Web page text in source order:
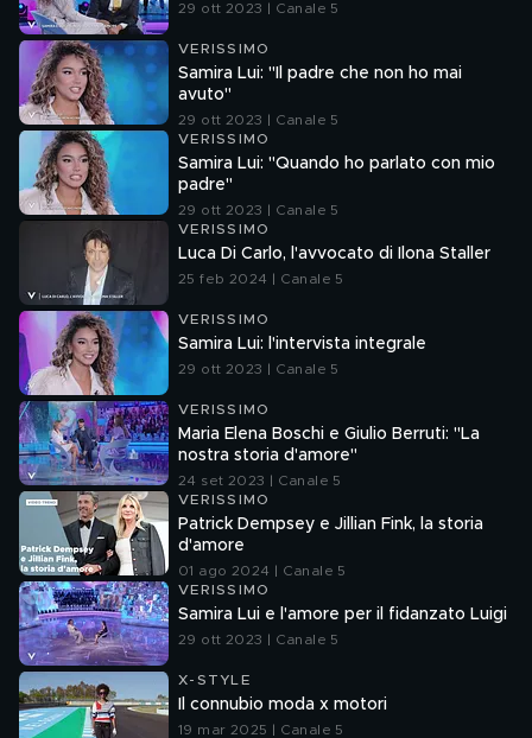
29 ott 2023 | Canale 5
VERISSIMO
Samira Lui: "Il padre che non ho mai
avuto"
29 ott 2023 | Canale 5
VERISSIMO
Samira Lui: "Quando ho parlato con mio
padre"
29 ott 2023 | Canale 5
VERISSIMO
Luca Di Carlo, l'avvocato di Ilona Staller
25 feb 2024 | Canale 5
VERISSIMO
Samira Lui: l'intervista integrale
29 ott 2023 | Canale 5
VERISSIMO
Maria Elena Boschi e Giulio Berruti: "La
nostra storia d'amore"
24 set 2023 | Canale 5
VERISSIMO
Patrick Dempsey e Jillian Fink, la storia
d'amore
01 ago 2024 | Canale 5
VERISSIMO
Samira Lui e l'amore per il fidanzato Luigi
29 ott 2023 | Canale 5
X-STYLE
Il connubio moda x motori
19 mar 2025 | Canale 5